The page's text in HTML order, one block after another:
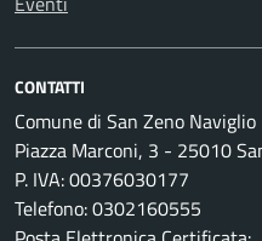
CONTATTI
Comune di San Zeno Naviglio
Piazza Marconi, 3 - 25010
P. IVA: 00376030177
Telefono: 0302160555